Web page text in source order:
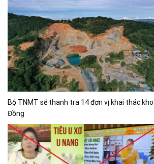
Bộ TNMT sẽ thanh tra 14 đơn vị khai thác
Đồng